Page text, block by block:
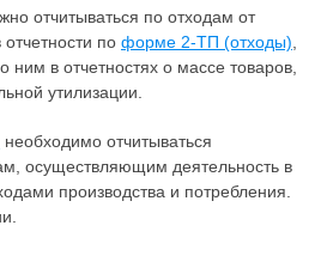
отчитываться по отходам от
по форме 2-ТП (отходы)
ним в отчетностях о массе товаров,
утилизации.
необходимо отчитываться
осуществляющим деятельность в
производства и потребления.